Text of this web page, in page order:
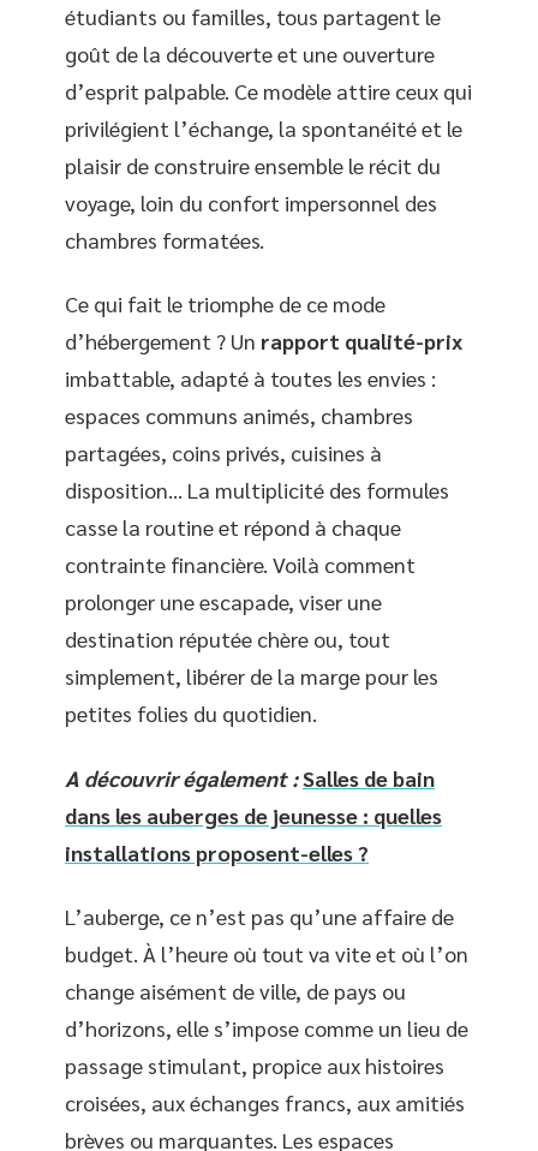
étudiants ou familles, tous partagent le
goût de la découverte et une ouverture
d’esprit palpable. Ce modèle attire ceux qui
privilégient l’échange, la spontanéité et le
plaisir de construire ensemble le récit du
voyage, loin du confort impersonnel des
chambres formatées.
Ce qui fait le triomphe de ce mode
d’hébergement ? Un rapport qualité-prix
imbattable, adapté à toutes les envies :
espaces communs animés, chambres
partagées, coins privés, cuisines à
disposition… La multiplicité des formules
casse la routine et répond à chaque
contrainte financière. Voilà comment
prolonger une escapade, viser une
destination réputée chère ou, tout
simplement, libérer de la marge pour les
petites folies du quotidien.
A découvrir également : Salles de bain
dans les auberges de jeunesse : quelles
installations proposent-elles ?
L’auberge, ce n’est pas qu’une affaire de
budget. À l’heure où tout va vite et où l’on
change aisément de ville, de pays ou
d’horizons, elle s’impose comme un lieu de
passage stimulant, propice aux histoires
croisées, aux échanges francs, aux amitiés
brèves ou marquantes. Les espaces